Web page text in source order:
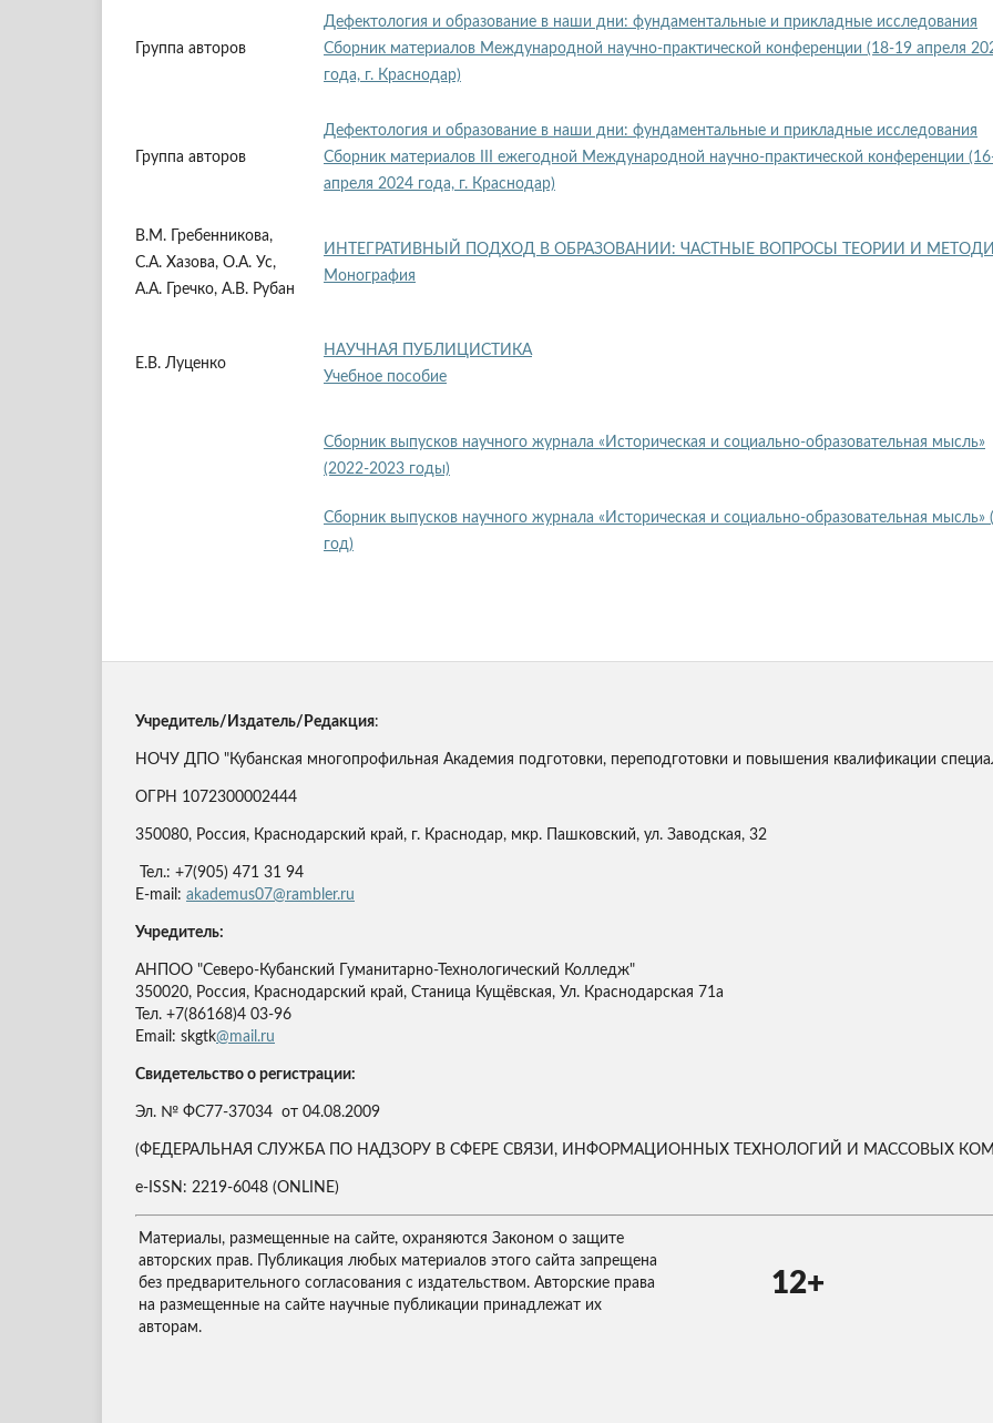
Группа авторов
Дефектология и образование в наши дни: фундаментальные и прикладные исследования
Сборник материалов Международной научно-практической конференции (18-19 апреля
года, г. Краснодар)
Группа авторов
Дефектология и образование в наши дни: фундаментальные и прикладные исследования
Сборник материалов III ежегодной Международной научно-практической конференции
апреля 2024 года, г. Краснодар)
В.М. Гребенникова,
С.А. Хазова, О.А. Ус,
А.А. Гречко, А.В. Рубан
ИНТЕГРАТИВНЫЙ ПОДХОД В ОБРАЗОВАНИИ: ЧАСТНЫЕ ВОПРОСЫ ТЕОРИИ И
Монография
Е.В. Луценко
НАУЧНАЯ ПУБЛИЦИСТИКА
Учебное пособие
Сборник выпусков научного журнала «Историческая и социально-образовательная мысль»
(2022-2023 годы)
Сборник выпусков научного журнала «Историческая и социально-образовательная мысль»
год)
Учредитель/Издатель/Редакция:
НОЧУ ДПО "Кубанская многопрофильная Академия подготовки, переподготовки и повышения квалификации
ОГРН 1072300002444
350080, Россия, Краснодарский край, г. Краснодар, мкр. Пашковский, ул. Заводская, 32
Тел.: +7(905) 471 31 94
E-mail: akademus07@rambler.ru
Учредитель:
АНПОО "Северо-Кубанский Гуманитарно-Технологический Колледж"
350020, Россия, Краснодарский край, Станица Кущёвская, Ул. Краснодарская 71а
Тел. +7(86168)4 03-96
Email: skgtk@mail.ru
Свидетельство о регистрации:
Эл. № ФС77-37034 от 04.08.2009
(ФЕДЕРАЛЬНАЯ СЛУЖБА ПО НАДЗОРУ В СФЕРЕ СВЯЗИ, ИНФОРМАЦИОННЫХ ТЕХНОЛОГИЙ И МАССОВЫХ
e-ISSN: 2219-6048 (ONLINE)
Материалы, размещенные на сайте, охраняются Законом о защите
авторских прав. Публикация любых материалов этого сайта запрещена
без предварительного согласования с издательством. Авторские права
на размещенные на сайте научные публикации принадлежат их
авторам.
12+